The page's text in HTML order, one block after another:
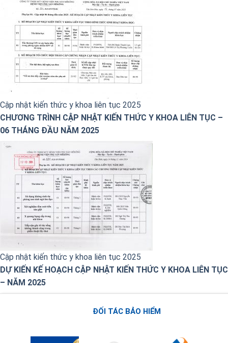
Cập nhật kiến thức y khoa liên tục 2025
CHƯƠNG TRÌNH CẬP NHẬT KIẾN THỨC Y KHOA LIÊN TỤC –
06 THÁNG ĐẦU NĂM 2025
Cập nhật kiến thức y khoa liên tục 2025
DỰ KIẾN KẾ HOẠCH CẬP NHẬT KIẾN THỨC Y KHOA LIÊN TỤC
– NĂM 2025
ĐỐI TÁC BẢO HIỂM